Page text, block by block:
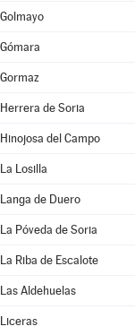
Golmayo
Gómara
Gormaz
Herrera de Soria
Hinojosa del Campo
La Losilla
Langa de Duero
La Póveda de Soria
La Riba de Escalote
Las Aldehuelas
Liceras